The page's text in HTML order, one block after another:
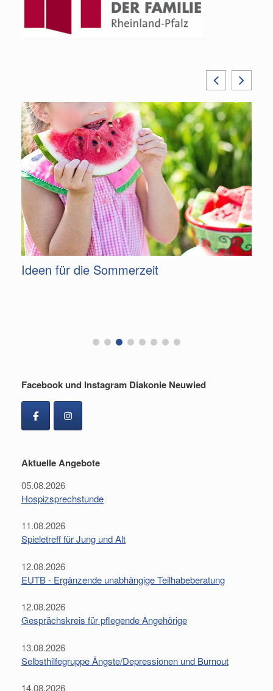
Ideen für die Sommerzeit
Facebook und Instagram Diakonie Neuwied
Aktuelle Angebote
05.08.2026
Hospizsprechstunde
11.08.2026
Spieletreff für Jung und Alt
12.08.2026
EUTB - Ergänzende unabhängige Teilhabeberatung
12.08.2026
Gesprächskreis für pflegende Angehörige
13.08.2026
Selbsthilfegruppe Ängste/Depressionen und Burnout
14.08.2026